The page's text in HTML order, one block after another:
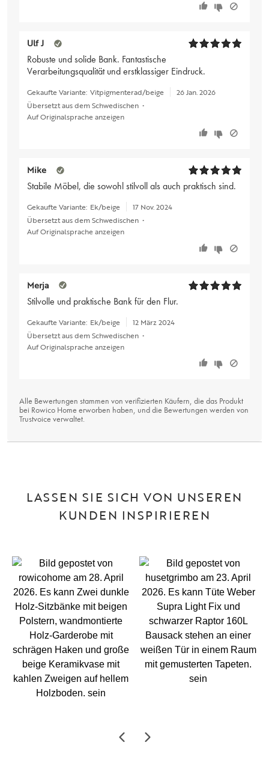
Ulf J
Robuste und solide Bank. Fantastische
Verarbeitungsqualität und erstklassiger Eindruck.
Gekaufte Variante: Vitpigmenterad/beige
26 Jan. 2026
Übersetzt aus dem Schwedischen •
Auf Originalsprache anzeigen
Mike
Stabile Möbel, die sowohl stilvoll als auch praktisch sind.
Gekaufte Variante: Ek/beige
17 Nov. 2024
Übersetzt aus dem Schwedischen •
Auf Originalsprache anzeigen
Merja
Stilvolle und praktische Bank für den Flur.
Gekaufte Variante: Ek/beige
12 März 2024
Übersetzt aus dem Schwedischen •
Auf Originalsprache anzeigen
Alle Bewertungen stammen von verifizierten Käufern, die das Produkt
bei Rowico Home erworben haben, und die Bewertungen werden von
Trustvoice verwaltet.
LASSEN SIE SICH VON UNSEREN
KUNDEN INSPIRIEREN